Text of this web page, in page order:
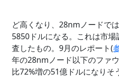
ど高くなり、28nmノードで
5850ドルになる。これは市
査したもの。9月のレポート(
年の28nmノード以下のファ
比72%増の51億ドルになりそ